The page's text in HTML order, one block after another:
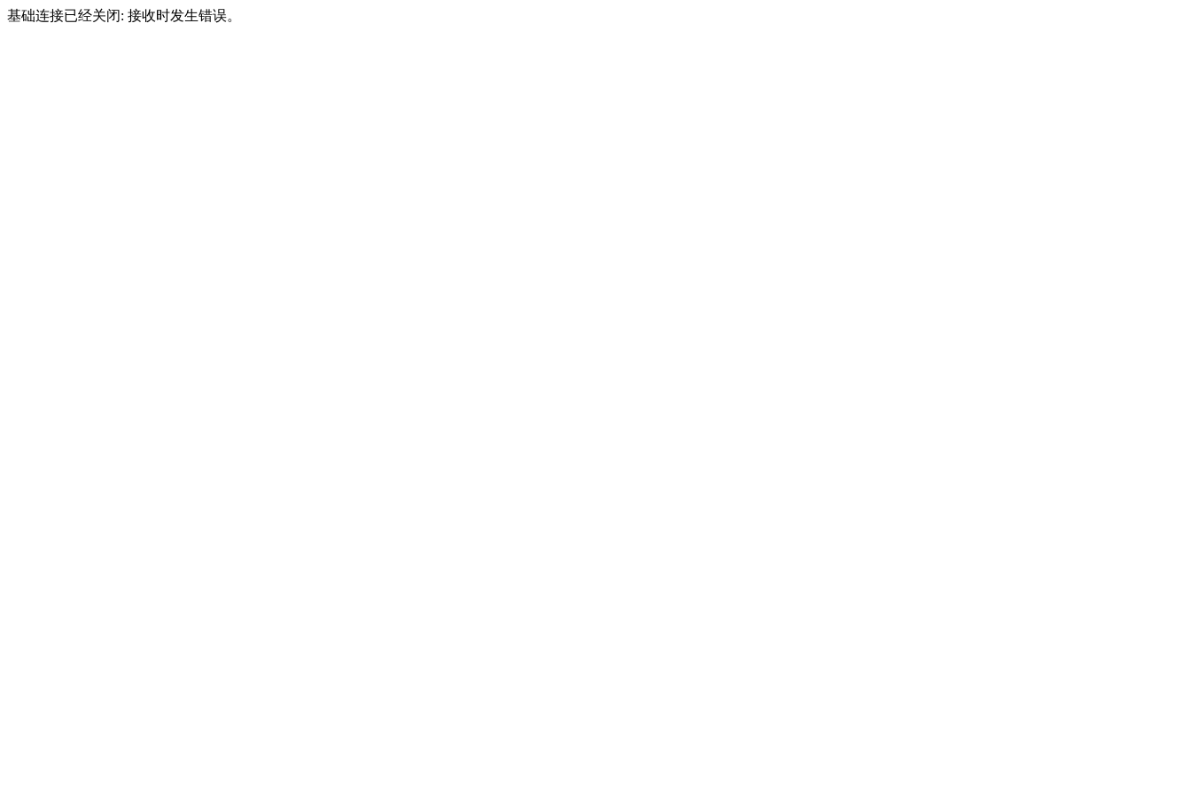
基础连接已经关闭: 接收时发生错误。